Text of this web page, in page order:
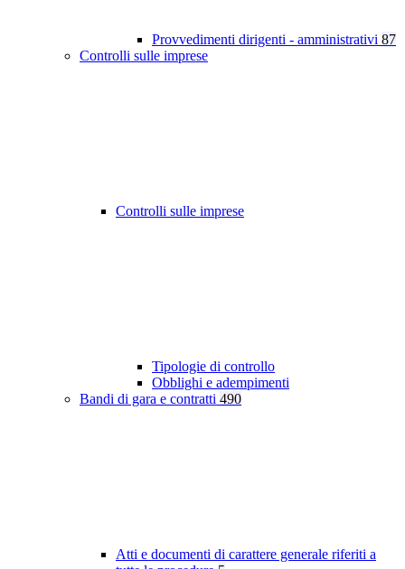
Provvedimenti dirigenti - amministrativi 87
Controlli sulle imprese
Controlli sulle imprese
Tipologie di controllo
Obblighi e adempimenti
Bandi di gara e contratti 490
Atti e documenti di carattere generale riferiti a